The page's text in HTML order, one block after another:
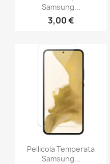
Samsung...
3,00 €
Pellicola Temperata
Samsung...